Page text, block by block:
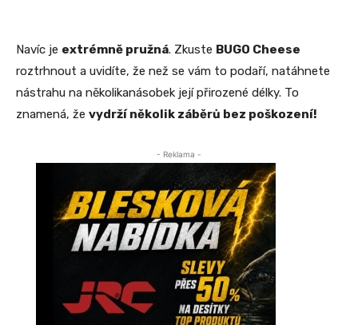
Navíc je extrémně pružná. Zkuste BUGO Cheese
roztrhnout a uvidíte, že než se vám to podaří, natáhnete
nástrahu na několikanásobek její přirozené délky. To
znamená, že vydrží několik záběrů bez poškození!
- Reklama -